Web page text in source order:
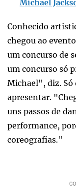
Michael
Conhecido
chegou ao
um concurso de
um concurso só
Michael", diz. Só
apresentar.
uns passos de
performance,
coreografias."